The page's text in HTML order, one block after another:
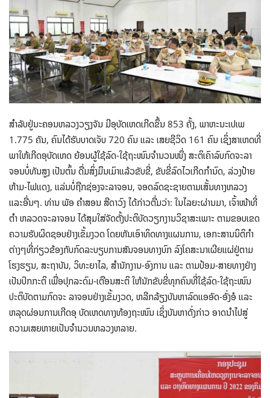
ສໍາລັບຢູ່ນະຄອນຫລວງວຽງຈັນ ມີອຸບັດເຫດເກີດຂຶ້ນ 853 ຄັ້ງ, ພາຫະນະເປເພ
1.775 ຄັນ, ຄົນໄດ້ຮັບບາດເຈັບ 720 ຄົນ ແລະ ເສຍຊີວິດ 161 ຄົນ ເຊິ່ງສາເຫດທີ່
ພາໃຫ້ເກີດອຸບັດເຫດ ຍ້ອນຜູ້ໃຊ້ລົດ-ໃຊ້ຖະໜົນຈໍານວນໜຶ່ງ ສະຕິເຄົາລົບກົດຈະລາ
ຈອນບໍ່ທັນສູງ ເປັນຕົ້ນ ດື່ມສິ່ງມຶນເມົາແລ້ວຂັບຂີ່, ຂັບຂີ່ລົດໄວເກີດກຳນົດ, ລ່ວງປ້າຍ
ຫ້າມ-ໄຟແດງ, ແລ່ນບໍ່ຖືກຊ່ອງຈະລາຈອນ, ຈອດລົດຊະຊາຍຕາມເສັ້ນທາງຫລວງ
ແລະອື່ນໆ. ທ່ານ ພັອ ຄໍາສອນ ສີດາວົງ ໄດ້ກ່າວຕື່ມວ່າ: ໃນໄລຍະຜ່ານມາ, ເຈົ້າໜ້າທີ່
ຕຳ ຫລວດຈະລາຈອນ ໄດ້ສຸມໃສ່ຈັດຕັ້ງປະຕິບັດວຽກງານວິຊາສະເພາະ ຕາມຂອບເຂດ
ຄວາມຮັບຜິດຊອບຢ່າງເຂັ້ມງວດ ໂດຍຫັນເອົາທິດທາງແຜນການ, ເອກະສານນິຕິກໍາ
ຕ່າງໆທີ່ກ່ຽວຂ້ອງກັບກົດລະບຽບການສັນຈອນທາງບົກ ລົງໂຄສະນາເຜີຍແຜ່ຢູ່ຕາມ
ໂຮງຮຽນ, ສະຖາບັນ, ວິທະຍາໄລ, ສໍານັກງານ-ອົງການ ແລະ ຕາມປ້ອມ-ສາຍທາງຢ່າງ
ເປັນປົກກະຕິ ເພື່ອປຸກລະດົມ-ເຕືອນສະຕິ ໃຫ້ນັກຂັບຂີ່ທຸກຄົນທີ່ໃຊ້ລົດ-ໃຊ້ຖະໜົນ
ປະຕິບັດຕາມກົດຈະ ລາຈອນຢ່າງເຂັ້ມງວດ, ຫລີກລ້ຽງບັນຫາລົດແອອັດ-ອັ່ງອໍ ແລະ
ຫລຸດຜ່ອນການເກີດອຸ ບັດເຫດທາງທ້ອງຖະໜົນ ເຊິ່ງບັນຫາດັ່ງກ່າວ ອາດນໍາໄປສູ່
ຄວາມເສຍຫາຍເປັນຈໍານວນຫລວງຫລາຍ.